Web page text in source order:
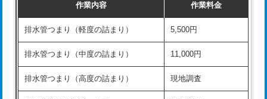
現場見積
※給水管工事は20mmまでの価格です。
持込商品取付（混合水栓） 16,500円
持込商品取付（浄水器・分岐水栓） 16,500円
給水管工事※（ホール加工) 16,500円
給水管工事※（バンド止め) 3,300円
作業内容 作業料金
排水管つまり（軽度の詰まり） 5,500円
排水管つまり（中度の詰まり） 11,000円
排水管つまり（高度の詰まり） 現地調査